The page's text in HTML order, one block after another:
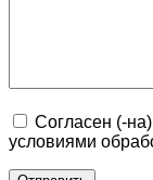
Согласен (-
условиями